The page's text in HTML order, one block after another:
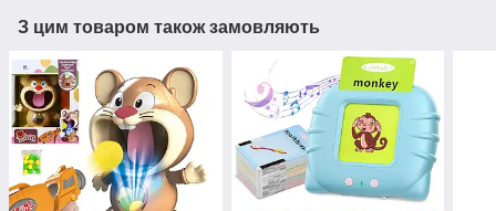
З цим товаром також замовляють